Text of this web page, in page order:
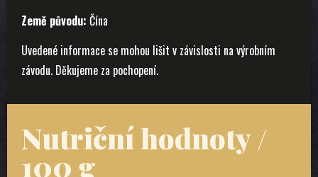
Země původu: Čína
Uvedené informace se mohou lišit v závislosti na výrobním
závodu. Děkujeme za pochopení.
Nutriční hodnoty /
100 g